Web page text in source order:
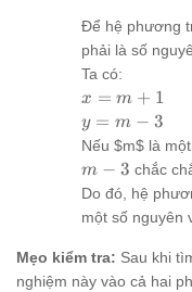
- 5(m+1;
m-3)
Để hệ phương
phải là số
Ta có:
x =
m+1
x = m + 1
y
=
m-
3
y = m − 3
Nếu $m$ là
m − 3 chắc
Do đó, hệ
một số nguyên
Mẹo kiểm tra: Sau khi
nghiệm này vào cả hai